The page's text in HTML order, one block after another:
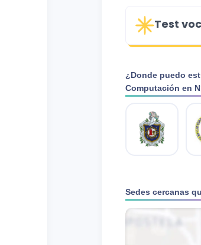
Test
¿Donde puedo
Computación en
Sedes cercanas